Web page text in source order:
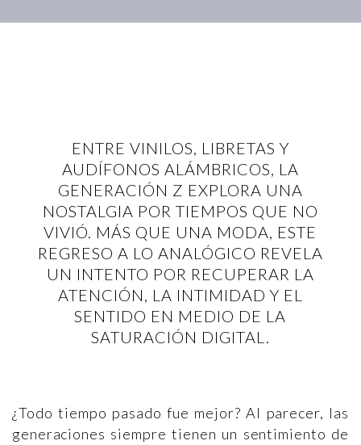
ENTRE VINILOS, LIBRETAS Y
AUDÍFONOS ALÁMBRICOS, LA
GENERACIÓN Z EXPLORA UNA
NOSTALGIA POR TIEMPOS QUE NO
VIVIÓ. MÁS QUE UNA MODA, ESTE
REGRESO A LO ANALÓGICO REVELA
UN INTENTO POR RECUPERAR LA
ATENCIÓN, LA INTIMIDAD Y EL
SENTIDO EN MEDIO DE LA
SATURACIÓN DIGITAL.
¿Todo tiempo pasado fue mejor? Al parecer, las
generaciones siempre tienen un sentimiento de